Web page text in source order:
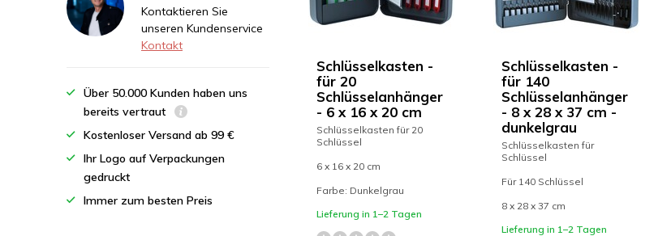
Schlüsselkasten -
für 20
Schlüsselanhänger
- 6 x 16 x 20 cm
Schlüsselkasten für 20
Schlüssel
6 x 16 x 20 cm
Farbe: Dunkelgrau
Lieferung in 1–2 Tagen
Schlüsselkasten -
für 140
Schlüsselanhänger
- 8 x 28 x 37 cm -
dunkelgrau
Schlüsselkasten für
Schlüssel
Für 140 Schlüssel
8 x 28 x 37 cm
Lieferung in 1–2 Tagen
Kontaktieren Sie
unseren Kundenservice
Kontakt
Über 50.000 Kunden haben uns
bereits vertraut
Kostenloser Versand ab 99 €
Ihr Logo auf Verpackungen
gedruckt
Immer zum besten Preis